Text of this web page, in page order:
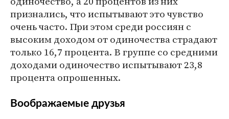
признались, что испытывают это чувство
очень часто. При этом среди россиян с
высоким доходом от одиночества страдают
только 16,7 процента. В группе со средними
доходами одиночество испытывают 23,8
процента опрошенных.
Воображаемые друзья